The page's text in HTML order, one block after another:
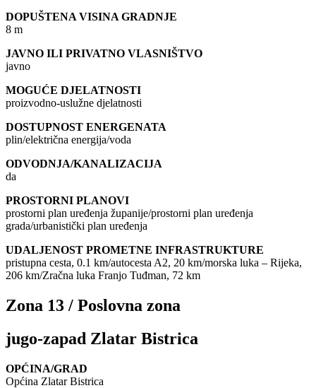
DOPUŠTENA VISINA GRADNJE
8 m
JAVNO ILI PRIVATNO VLASNIŠTVO
javno
MOGUĆE DJELATNOSTI
proizvodno-uslužne djelatnosti
DOSTUPNOST ENERGENATA
plin/električna energija/voda
ODVODNJA/KANALIZACIJA
da
PROSTORNI PLANOVI
prostorni plan uređenja županije/prostorni plan uređenja
grada/urbanistički plan uređenja
UDALJENOST PROMETNE INFRASTRUKTURE
pristupna cesta, 0.1 km/autocesta A2, 20 km/morska luka – Rijeka,
206 km/Zračna luka Franjo Tuđman, 72 km
Zona 13 / Poslovna zona
jugo-zapad Zlatar Bistrica
OPĆINA/GRAD
Općina Zlatar Bistrica